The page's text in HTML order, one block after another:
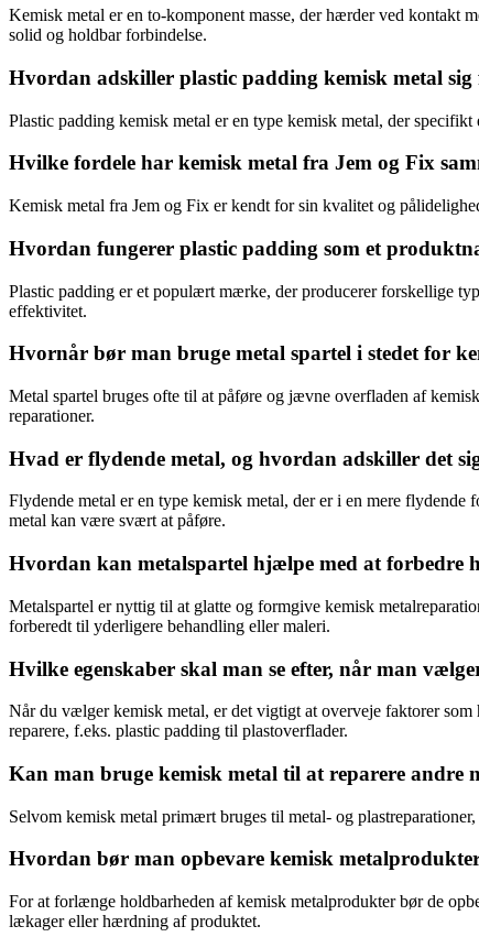
Kemisk metal er en to-komponent masse, der hærder ved kontakt
solid og holdbar forbindelse.
Hvordan adskiller plastic padding kemisk metal
Plastic padding kemisk metal er en type kemisk metal, der
Hvilke fordele har kemisk metal fra Jem og Fix
Kemisk metal fra Jem og Fix er kendt for sin kvalitet og
Hvordan fungerer plastic padding som et
Plastic padding er et populært mærke, der producerer forskellige
effektivitet.
Hvornår bør man bruge metal spartel i stedet for
Metal spartel bruges ofte til at påføre og jævne overfladen af
reparationer.
Hvad er flydende metal, og hvordan adskiller det
Flydende metal er en type kemisk metal, der er i en mere
metal kan være svært at påføre.
Hvordan kan metalspartel hjælpe med at forbedre
Metalspartel er nyttig til at glatte og formgive kemisk
forberedt til yderligere behandling eller maleri.
Hvilke egenskaber skal man se efter, når man
Når du vælger kemisk metal, er det vigtigt at overveje faktorer
reparere, f.eks. plastic padding til plastoverflader.
Kan man bruge kemisk metal til at reparere andre
Selvom kemisk metal primært bruges til metal- og
Hvordan bør man opbevare kemisk
For at forlænge holdbarheden af kemisk metalprodukter bør de
lækager eller hærdning af produktet.